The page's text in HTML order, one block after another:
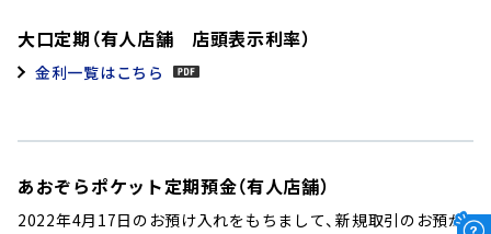
大口定期（有人店舗 店頭表示利率）
金利一覧はこちら
あおぞらポケット定期預金（有人店舗）
2022年4月17日のお預け入れをもちまして、新規取引のお預か